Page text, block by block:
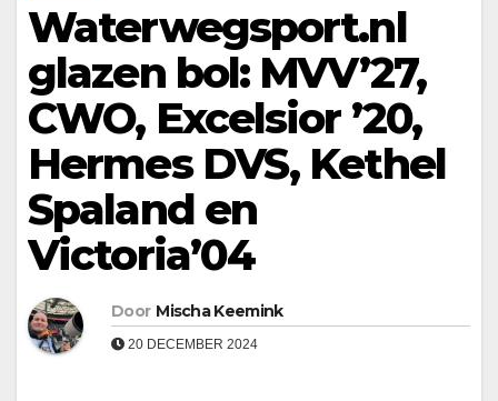
Waterwegsport.nl
glazen bol: MVV’27,
CWO, Excelsior ’20,
Hermes DVS, Kethel
Spaland en
Victoria’04
Door Mischa Keemink
20 DECEMBER 2024